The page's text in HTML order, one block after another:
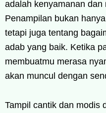
adalah kenyamanan
Penampilan bukan
tetapi juga tentang
adab yang baik. Ketika
membuatmu merasa
akan muncul dengan
Tampil cantik dan modis